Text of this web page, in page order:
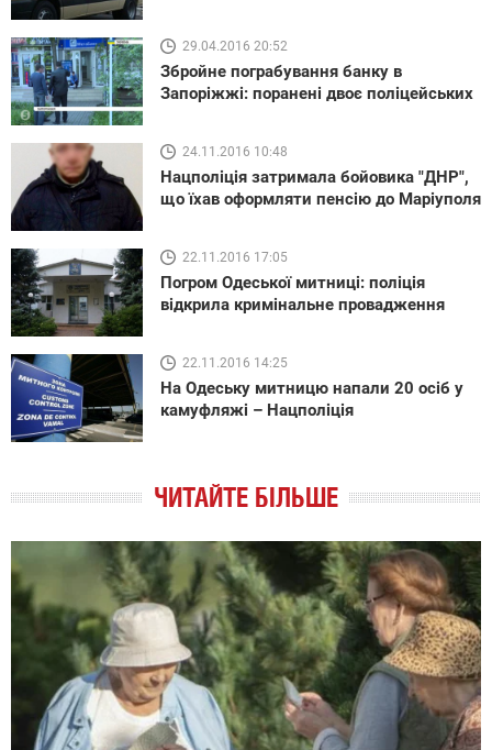
29.04.2016 20:52
Збройне пограбування банку в
Запоріжжі: поранені двоє поліцейських
24.11.2016 10:48
Нацполіція затримала бойовика "ДНР",
що їхав оформляти пенсію до Маріуполя
22.11.2016 17:05
Погром Одеської митниці: поліція
відкрила кримінальне провадження
22.11.2016 14:25
На Одеську митницю напали 20 осіб у
камуфляжі – Нацполіція
ЧИТАЙТЕ БІЛЬШЕ